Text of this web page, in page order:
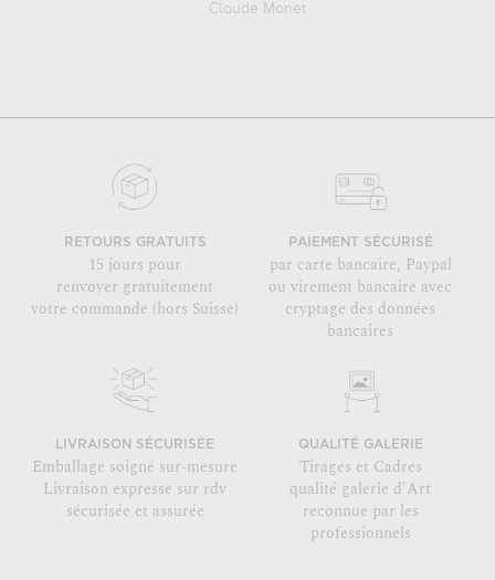
Claude Monet
RETOURS GRATUITS
15 jours pour
renvoyer gratuitement
votre commande (hors Suisse)
PAIEMENT SÉCURISÉ
par carte bancaire, Paypal
ou virement bancaire avec
cryptage des données
bancaires
LIVRAISON SÉCURISÉE
Emballage soigné sur-mesure
Livraison expresse sur rdv
sécurisée et assurée
QUALITÉ GALERIE
Tirages et Cadres
qualité galerie d'Art
reconnue par les
professionnels